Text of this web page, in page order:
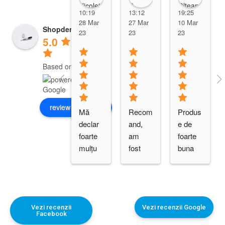
Shopdent Brasov
5.0
Based on 10 reviews
review us on
10:19
28 Mar
23
Mă
declar
foarte
mulțu
shopde
Produs
13:12
27 Mar
23
Recom
and,
am
fost
produs
elor
19:25
10 Mar
23
Produs
e de
foarte
buna
favora
bile,
livrare
Vezi recenzii
Facebook
Vezi recenzii Google